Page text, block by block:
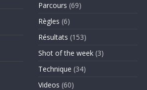
Parcours (69)
Règles (6)
Résultats (153)
Shot of the week (3)
Technique (34)
Videos (60)